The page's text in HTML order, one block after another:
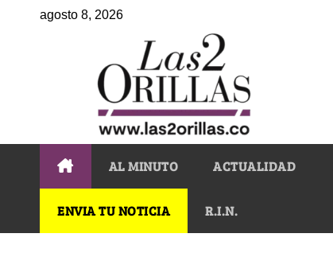
agosto 8, 2026
AL MINUTO ACTUALIDAD
ENVIA TU NOTICIA R.I.N.